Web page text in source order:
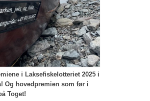
i Laksefiskelotteriet 2025 i
Og hovedpremien som før i
Toget!